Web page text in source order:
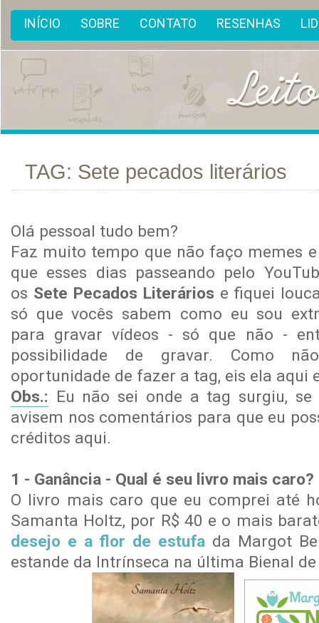
INÍCIO SOBRE CONTATO RESENHAS
TAG: Sete pecados literários
Olá pessoal tudo bem?
Faz muito tempo que não faço memes
que esses dias passeando pelo
os Sete Pecados Literáriose fiquei
só que vocês sabem como eu sou
para gravar vídeos - só que não -
possibilidade de gravar. Como
oportunidade de fazer a tag, eis ela aqui
Obs.: Eu não sei onde a tag surgiu, se
avisem nos comentários para que eu
créditos aqui.
1 - Ganância - Qual é seu livro mais
O livro mais caro que eu comprei até
Samanta Holtz, por R$ 40 e o mais
desejo e a flor de estufa da Margot
estande da Intrínseca na última Bienal